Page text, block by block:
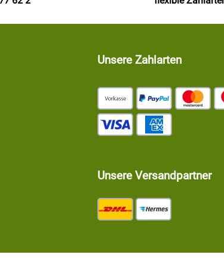
Unsere Zahlarten
Unsere Versandpartner